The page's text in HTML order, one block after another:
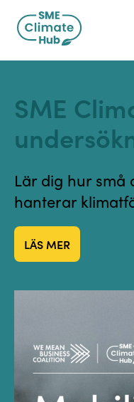
SME
Lär dig hur små
hanterar
LÄS MER